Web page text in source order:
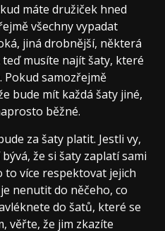
máte družiček hned
všechny vypadat
jiná drobnější, některá
musíte najít šaty, které
Pokud samozřejmě
bude mít každá šaty jiné,
běžné.
za šaty platit. Jestli vy,
že si šaty zaplatí sami
to více respektovat jejich
nenutit do něčeho, co
do šatů, které se
věřte, že jim zkazíte